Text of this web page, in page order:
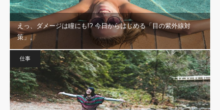
えっ、ダメージは瞳にも!? 今日からはじめる「目の紫外線対
策」。
仕事